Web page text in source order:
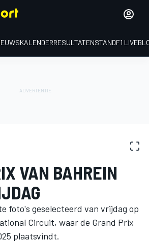
KALENDERRESULTATENSTANDF1
VAN BAHREIN
foto's geselecteerd van vrijdag op
Circuit, waar de Grand Prix
plaatsvindt.